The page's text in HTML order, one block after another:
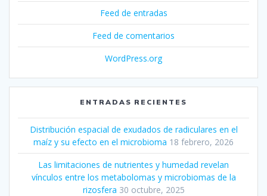
Feed de entradas
Feed de comentarios
WordPress.org
ENTRADAS RECIENTES
Distribución espacial de exudados de radiculares en el
maíz y su efecto en el microbioma 18 febrero, 2026
Las limitaciones de nutrientes y humedad revelan
vínculos entre los metabolomas y microbiomas de la
rizosfera 30 octubre, 2025